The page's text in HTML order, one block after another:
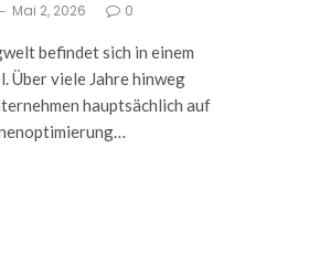
Mai 2, 2026 0
befindet sich in einem
Über viele Jahre hinweg
hauptsächlich auf